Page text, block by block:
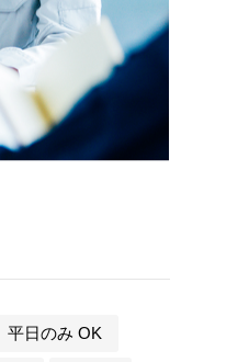
平日のみ OK